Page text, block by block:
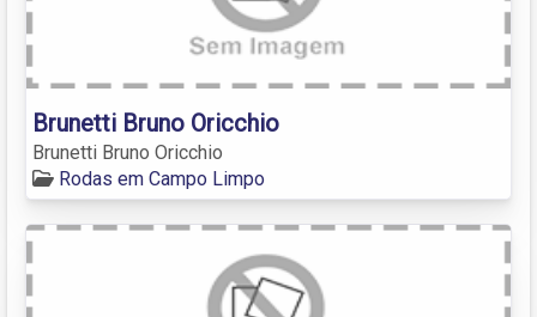
Brunetti Bruno Oricchio
Brunetti Bruno Oricchio
Rodas em Campo Limpo